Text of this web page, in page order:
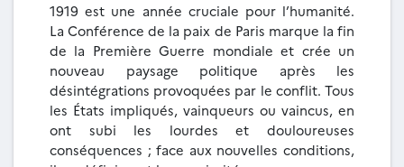
1919 est une année cruciale pour l’humanité.
La Conférence de la paix de Paris marque la fin
de la Première Guerre mondiale et crée un
nouveau paysage politique après les
désintégrations provoquées par le conflit. Tous
les États impliqués, vainqueurs ou vaincus, en
ont subi les lourdes et douloureuses
conséquences ; face aux nouvelles conditions,